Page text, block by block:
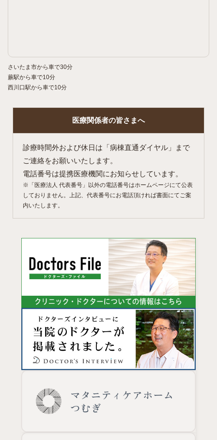
さいたま市から車で30分
蕨駅から車で10分
西川口駅から車で10分
医療関係者の皆さまへ
診療時間外および休日は「病棟直通ダイヤル」まで
ご連絡をお願いいたします。
電話番号は提携医療機関にお知らせしています。
※「医療法人 代表番号」以外の電話番号はホームページにて公表
しておりません。上記、代表番号にお電話頂ければ書面にてご案
内いたします。